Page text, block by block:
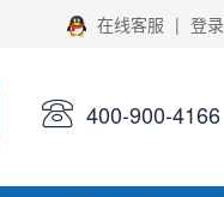
在线客服 | 登录
400-900-4166